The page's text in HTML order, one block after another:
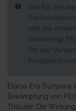
Nur für den
und zur
notwendig!
Vor der
Elatus Era Sympara
Bekämpfung von
Triticale. Die